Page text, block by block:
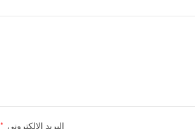
البريد الإلكتروني *